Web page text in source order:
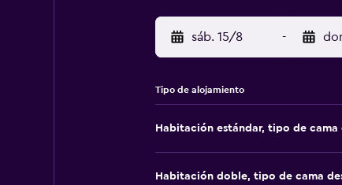
sáb. 15/8 -
Tipo de alojamiento
Habitación estándar, tipo de cama
Habitación doble, tipo de cama